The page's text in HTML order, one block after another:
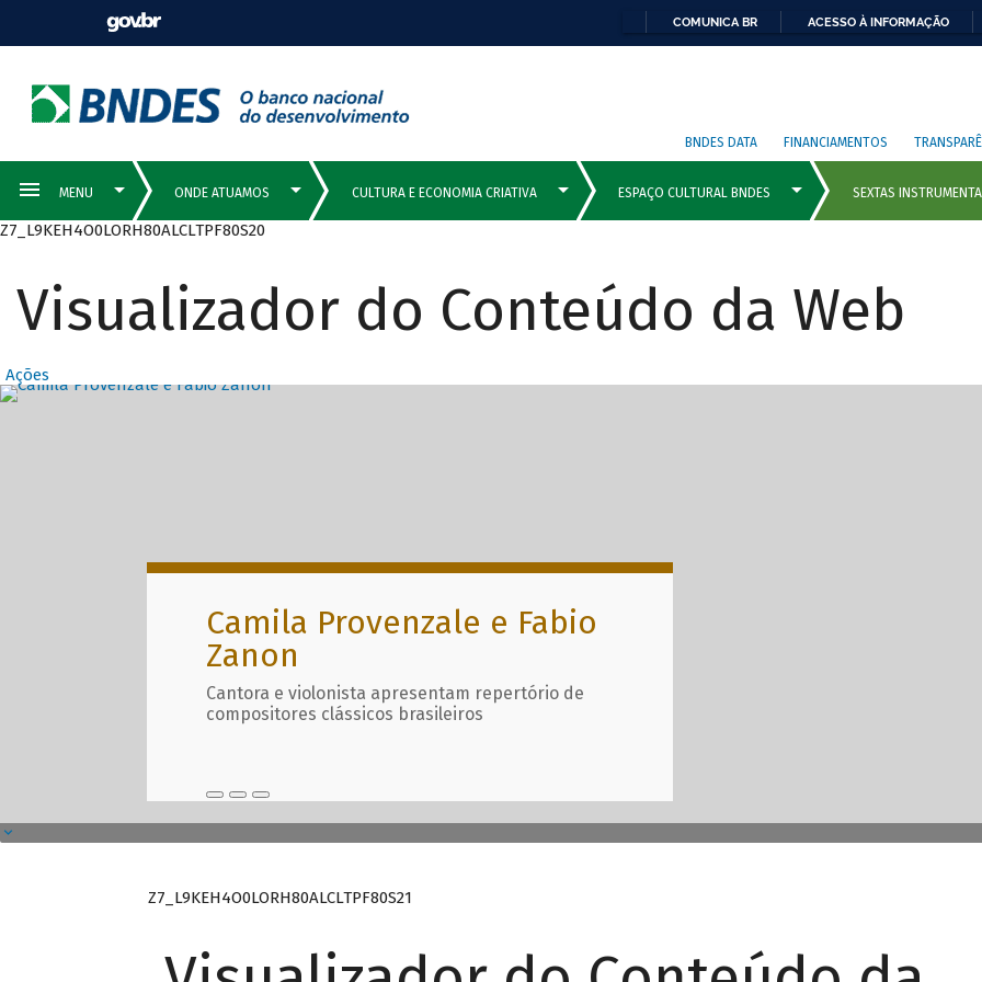
COMUNICA BR ACESSO À INFORMAÇÃO
BNDES DATA FINANCIAMENTOS
Z7_L9KEH4O0LORH80ALCLTPF80S20
Visualizador do Conteúdo da Web
Ações
Destaques Principais com
Camila Provenzale e Fabio
Zanon
Cantora e violonista apresentam repertório de
compositores clássicos brasileiros
Z7_L9KEH4O0LORH80ALCLTPF80S21